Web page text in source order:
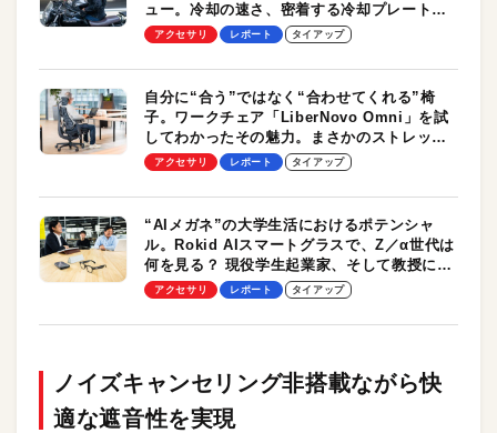
ュー。冷却の速さ、密着する冷却プレート、
シンプルな操作性がグッド！
アクセサリ レポート タイアップ
自分に“合う”ではなく“合わせてくれる”椅
子。ワークチェア「LiberNovo Omni」を試
してわかったその魅力。まさかのストレッチ
機能も搭載
アクセサリ レポート タイアップ
“AIメガネ”の大学生活におけるポテンシャ
ル。Rokid AIスマートグラスで、Z／α世代は
何を見る？ 現役学生起業家、そして教授によ
る体験会レポート【PR】
アクセサリ レポート タイアップ
ノイズキャンセリング非搭載ながら快
適な遮音性を実現